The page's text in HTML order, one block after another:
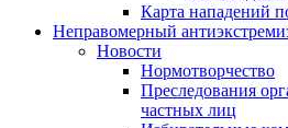
Карта нападений
Неправомерный
Новости
Нормотворчество
Преследования
частных лиц